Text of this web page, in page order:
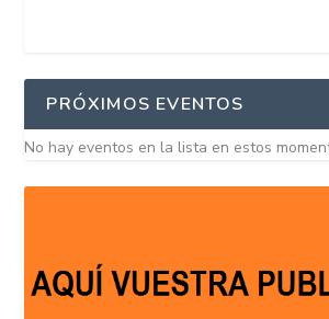
PRÓXIMOS EVENTOS
No hay eventos en la lista en estos